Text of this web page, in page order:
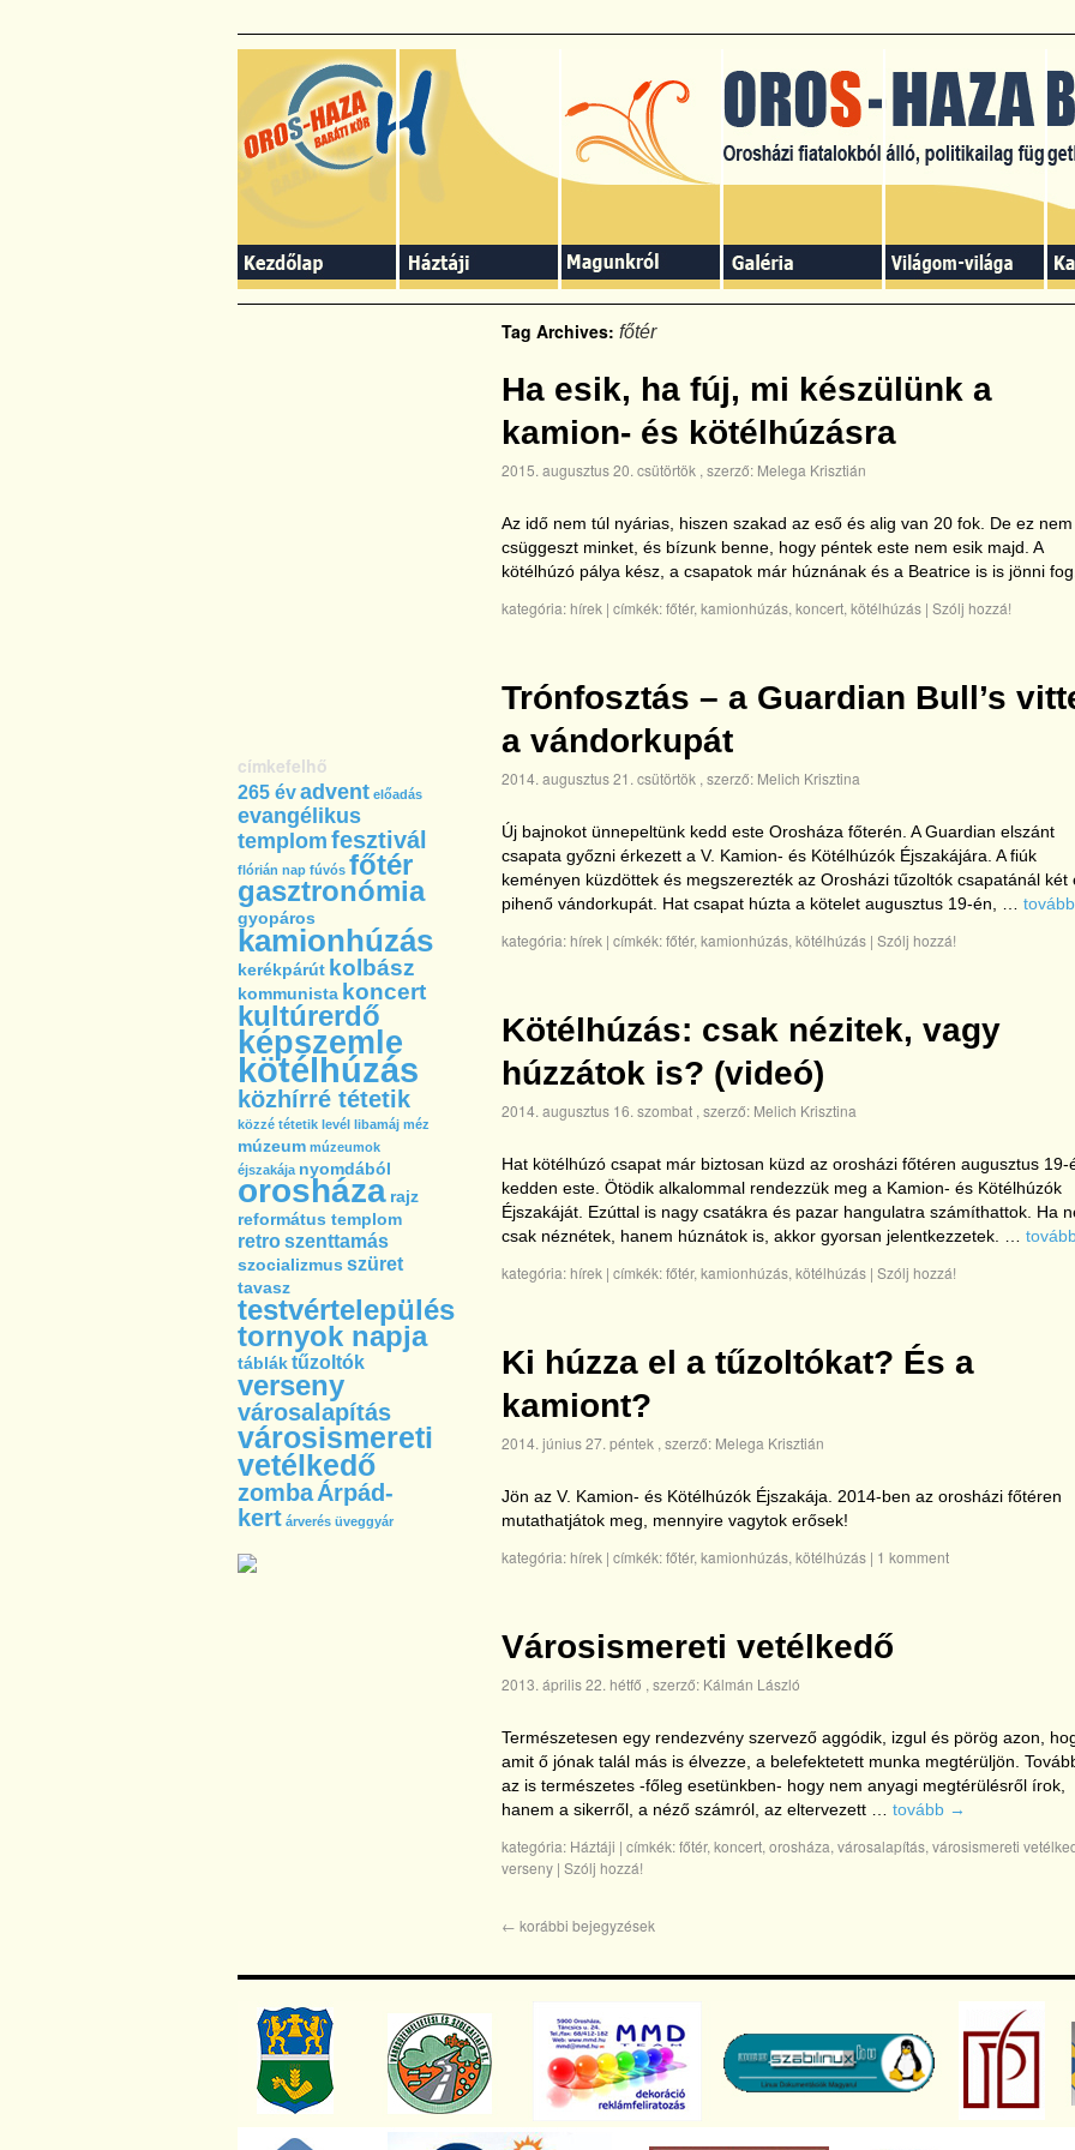
címkefelhő
265 évadvent előadás
evangélikus
templom fesztivál
flórián nap fúvós főtér
gasztronómia
gyopáros
kamionhúzás
kerékpárút kolbász
kommunista koncert
kultúrerdő
képszemle
kötélhúzás
közhírré tétetik
közzé tétetik levél libamáj méz
múzeum múzeumok
éjszakája nyomdából
orosháza rajz
református templom
retroszenttamás
szocializmus szüret
tavasz
testvértelepülés
tornyok napja
tábláktűzoltók
verseny
városalapítás
városismereti
vetélkedő
zombaÁrpád-
kert árverés üveggyár
Tag Archives: főtér
Ha esik, ha fúj, mi készülünk a
kamion- és kötélhúzásra
2015. augusztus 20. csütörtök , szerző: Melega Krisztián
Az idő nem túl nyárias, hiszen szakad az eső és alig van 20 fok. De ez nem
csüggeszt minket, és bízunk benne, hogy péntek este nem esik majd. A
kötélhúzó pálya kész, a csapatok már húznának és a Beatrice is is jönni fog.
kategória: hírek | címkék:főtér, kamionhúzás, koncert, kötélhúzás | Szólj hozzá!
Trónfosztás – a Guardian Bull’s
a vándorkupát
2014. augusztus 21. csütörtök , szerző: Melich Krisztina
Új bajnokot ünnepeltünk kedd este Orosháza főterén. A Guardian elszánt
csapata győzni érkezett a V. Kamion- és Kötélhúzók Éjszakájára. A fiúk
keményen küzdöttek és megszerezték az Orosházi tűzoltók csapatánál két
pihenő vándorkupát. Hat csapat húzta a kötelet augusztus 19-én, … tovább
kategória: hírek | címkék:főtér, kamionhúzás, kötélhúzás | Szólj hozzá!
Kötélhúzás: csak nézitek, vagy
húzzátok is? (videó)
2014. augusztus 16. szombat , szerző: Melich Krisztina
Hat kötélhúzó csapat már biztosan küzd az orosházi főtéren augusztus 19-
kedden este. Ötödik alkalommal rendezzük meg a Kamion- és Kötélhúzók
Éjszakáját. Ezúttal is nagy csatákra és pazar hangulatra számíthattok. Ha
csak néznétek, hanem húznátok is, akkor gyorsan jelentkezzetek. …
kategória: hírek | címkék:főtér, kamionhúzás, kötélhúzás | Szólj hozzá!
Ki húzza el a tűzoltókat? És a
kamiont?
2014. június 27. péntek , szerző: Melega Krisztián
Jön az V. Kamion- és Kötélhúzók Éjszakája. 2014-ben az orosházi főtéren
mutathatjátok meg, mennyire vagytok erősek!
kategória: hírek | címkék:főtér, kamionhúzás, kötélhúzás | 1 komment
Városismereti vetélkedő
2013. április 22. hétfő , szerző: Kálmán László
Természetesen egy rendezvény szervező aggódik, izgul és pörög azon,
amit ő jónak talál más is élvezze, a belefektetett munka megtérüljön.
az is természetes -főleg esetünkben- hogy nem anyagi megtérülésről írok,
hanem a sikerről, a néző számról, az eltervezett … tovább →
kategória: Háztáji | címkék:főtér, koncert, orosháza, városalapítás, városismereti
verseny | Szólj hozzá!
← korábbi bejegyzések